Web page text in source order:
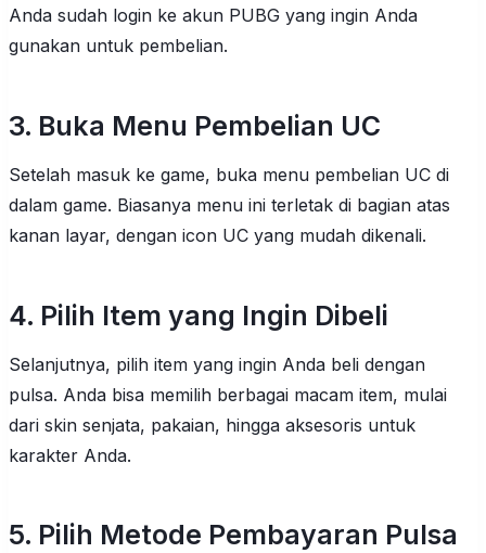
Anda sudah login ke akun PUBG yang ingin Anda
gunakan untuk pembelian.
3. Buka Menu Pembelian UC
Setelah masuk ke game, buka menu pembelian UC di
dalam game. Biasanya menu ini terletak di bagian atas
kanan layar, dengan icon UC yang mudah dikenali.
4. Pilih Item yang Ingin Dibeli
Selanjutnya, pilih item yang ingin Anda beli dengan
pulsa. Anda bisa memilih berbagai macam item, mulai
dari skin senjata, pakaian, hingga aksesoris untuk
karakter Anda.
5. Pilih Metode Pembayaran Pulsa